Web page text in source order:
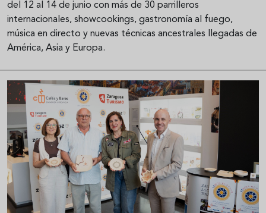
del 12 al 14 de junio con más de 30 parrilleros
internacionales, showcookings, gastronomía al fuego,
música en directo y nuevas técnicas ancestrales llegadas de
América, Asia y Europa.